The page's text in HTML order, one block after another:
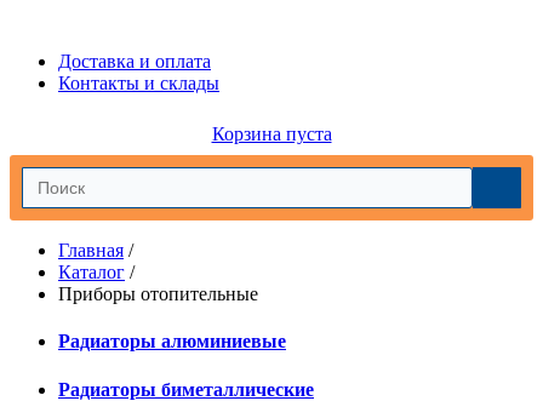
Доставка и оплата
Контакты и склады
Корзина пуста
Главная /
Каталог /
Приборы отопительные
Радиаторы алюминиевые
Радиаторы биметаллические